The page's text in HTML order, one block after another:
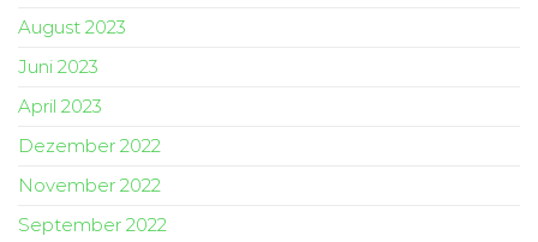
August 2023
Juni 2023
April 2023
Dezember 2022
November 2022
September 2022